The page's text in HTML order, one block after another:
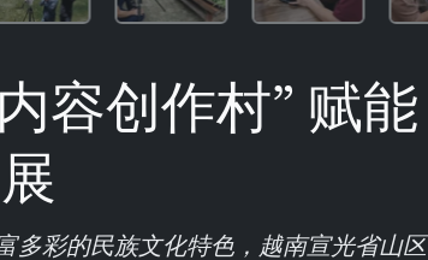
容创作村” 赋能
多彩的民族文化特色，越南宣光省山区